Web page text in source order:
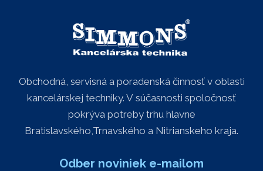
Obchodná, servisná a poradenská činnosť v oblasti
kancelárskej techniky. V súčasnosti spoločnosť
pokrýva potreby trhu hlavne
Bratislavského,Trnavského a Nitrianskeho kraja.
Odber noviniek e-mailom